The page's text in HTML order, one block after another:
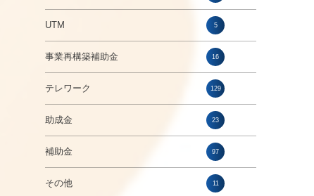
UTM 5
事業再構築補助金 16
テレワーク 129
助成金 23
補助金 97
その他 11